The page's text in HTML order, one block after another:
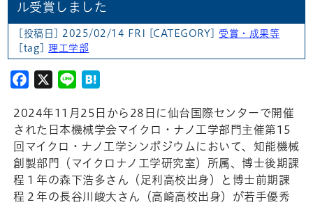
ル受賞しました
[投稿日] 2025/02/14 FRI [CATEGORY] 受賞・成果等
[tag] 理工学部
Facebook
X Line
2024年11月25日から28日に仙台国際センターで開催
された日本機械学会マイクロ・ナノ工学部門主催第15
回マイクロ・ナノ工学シンポジウムにおいて、知能機械
創製部門（マイクロナノ工学研究室）所属、博士後期課
程１年の森下浩多さん（足利高校出身）と博士前期課
程２年の長谷川峻大さん（高崎高校出身）が若手優秀